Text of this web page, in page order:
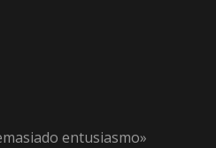
entusiasmo»